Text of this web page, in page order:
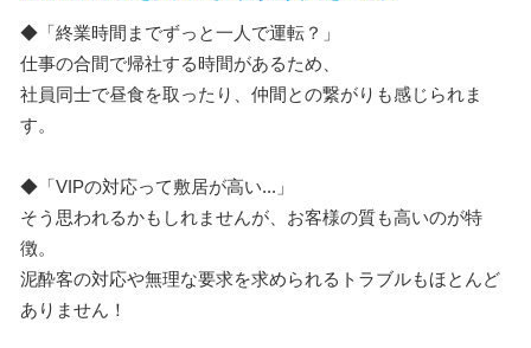
◆「終業時間までずっと一人で運転？」
仕事の合間で帰社する時間があるため、
社員同士で昼食を取ったり、仲間との繋がりも感じられま
す。
◆「VIPの対応って敷居が高い...」
そう思われるかもしれませんが、お客様の質も高いのが特
徴。
泥酔客の対応や無理な要求を求められるトラブルもほとんど
ありません！